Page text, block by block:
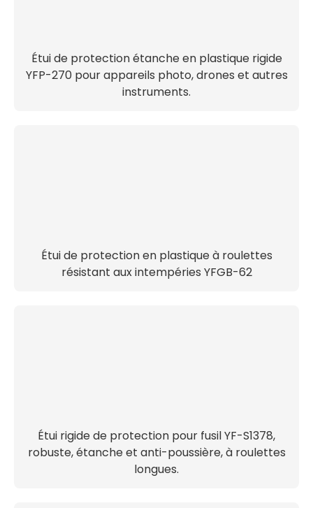
Étui de protection étanche en plastique rigide
YFP-270 pour appareils photo, drones et autres
instruments.
Étui de protection en plastique à roulettes
résistant aux intempéries YFGB-62
Étui rigide de protection pour fusil YF-S1378,
robuste, étanche et anti-poussière, à roulettes
longues.